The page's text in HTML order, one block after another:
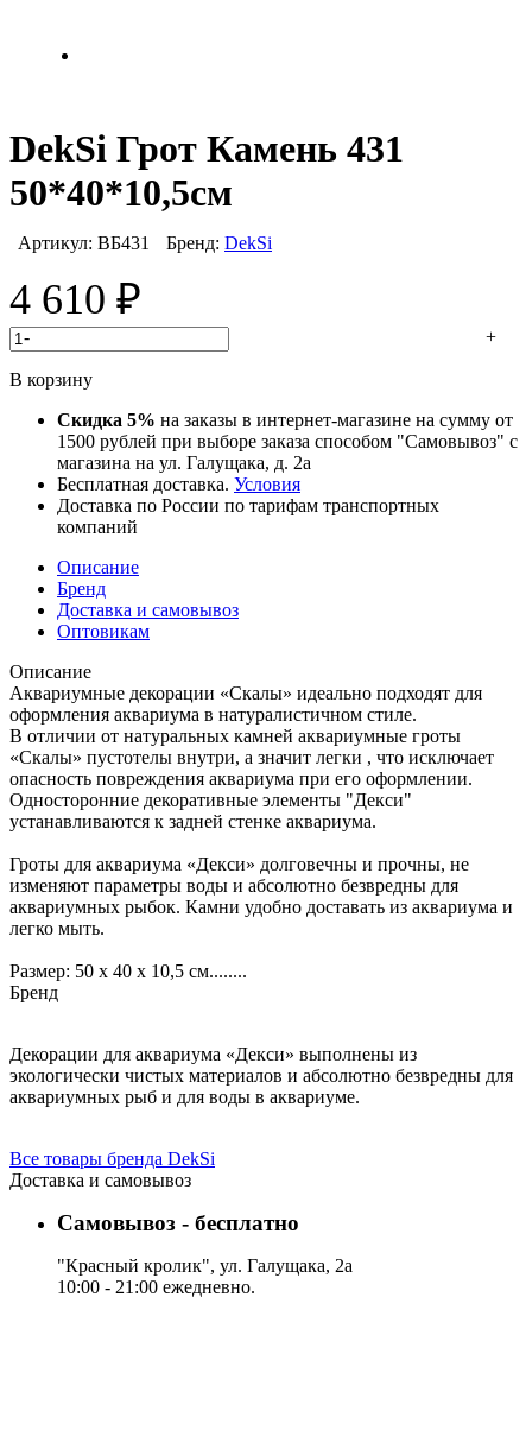
DekSi Грот Камень 431
50*40*10,5см
Артикул: ВБ431 Бренд: DekSi
4 610 ₽
- +
В корзину
Скидка 5% на заказы в интернет-магазине на сумму от
1500 рублей при выборе заказа способом "Самовывоз" с
магазина на ул. Галущака, д. 2а
Бесплатная доставка. Условия
Доставка по России по тарифам транспортных
компаний
Описание
Бренд
Доставка и самовывоз
Оптовикам
Описание
Аквариумные декорации «Скалы» идеально подходят для
оформления аквариума в натуралистичном стиле.
В отличии от натуральных камней аквариумные гроты
«Скалы» пустотелы внутри, а значит легки , что исключает
опасность повреждения аквариума при его оформлении.
Односторонние декоративные элементы "Декси"
устанавливаются к задней стенке аквариума.
Гроты для аквариума «Декси» долговечны и прочны, не
изменяют параметры воды и абсолютно безвредны для
аквариумных рыбок. Камни удобно доставать из аквариума и
легко мыть.
Размер: 50 х 40 х 10,5 см........
Бренд
Декорации для аквариума «Декси» выполнены из
экологически чистых материалов и абсолютно безвредны для
аквариумных рыб и для воды в аквариуме.
Все товары бренда DekSi
Доставка и самовывоз
Самовывоз - бесплатно
"Красный кролик", ул. Галущака, 2а
10:00 - 21:00 ежедневно.